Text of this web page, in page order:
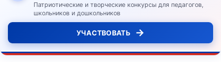
Патриотические и творческие конкурсы для педагогов,
школьников и дошкольников
УЧАСТВОВАТЬ →